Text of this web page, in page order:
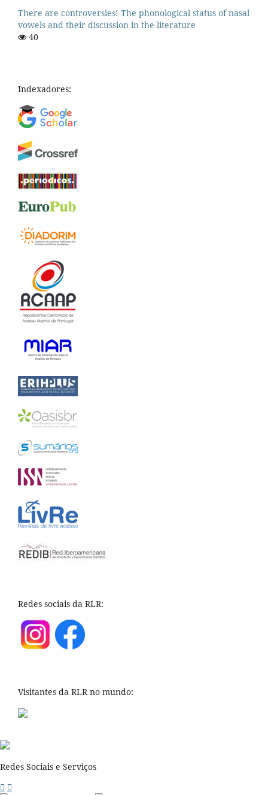
There are controversies! The phonological status of nasal
vowels and their discussion in the literature
40
Indexadores:
Redes sociais da RLR:
Visitantes da RLR no mundo:
Redes Sociais e Serviços